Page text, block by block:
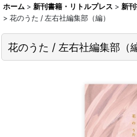
ホーム > 新刊書籍・リトルプレス > 新
> 花のうた / 左右社編集部（編）
花のうた / 左右社編集部（編